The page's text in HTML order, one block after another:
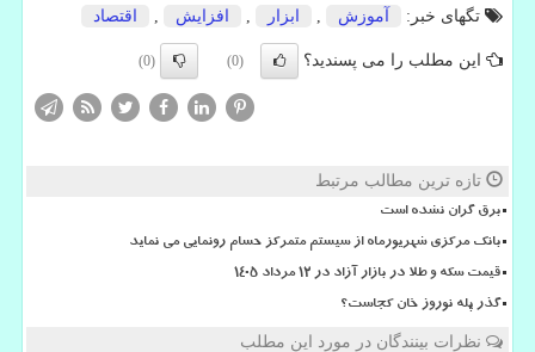
تگهای خبر:
آموزش ابزار افزایش اقتصاد
این مطلب را می پسندید؟ (0)
(0)
تازه ترین مطالب مرتبط
برق گران نشده است
بانک مرکزی شهریورماه از سیستم متمرکز حسام رونمایی می نماید
قیمت سکه و طلا در بازار آزاد در ۱۲ مرداد ۱۴۰۵
گذر پله نوروز خان کجاست؟
نظرات بینندگان در مورد این مطلب